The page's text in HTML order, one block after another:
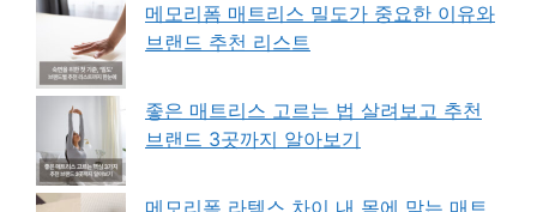
메모리폼 매트리스 밀도가 중요한 이유와
브랜드 추천 리스트
좋은 매트리스 고르는 법 살려보고 추천
브랜드 3곳까지 알아보기